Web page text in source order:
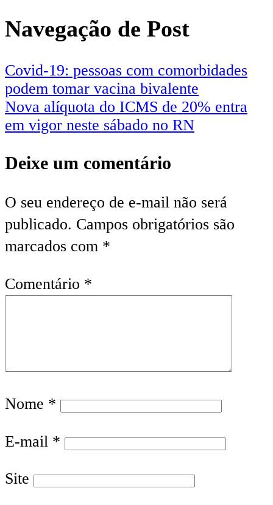
Navegação de Post
Covid-19: pessoas com comorbidades
podem tomar vacina bivalente
Nova alíquota do ICMS de 20% entra
em vigor neste sábado no RN
Deixe um comentário
O seu endereço de e-mail não será
publicado. Campos obrigatórios são
marcados com *
Comentário *
Nome *
E-mail *
Site